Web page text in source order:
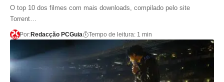
O top 10 dos filmes com mais downloads, compilado pelo site
Torrent…
Por:Redacção PCGuia Tempo de leitura: 1 min